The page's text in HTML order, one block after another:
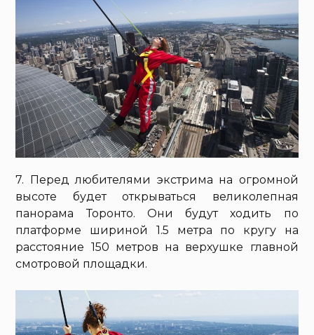
7. Перед любителями экстрима на огромной
высоте будет открываться великолепная
панорама Торонто. Они будут ходить по
платформе шириной 1.5 метра по кругу на
расстояние 150 метров на верхушке главной
смотровой площадки.